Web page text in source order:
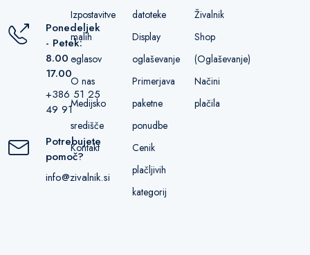
Ponedeljek
- Petek:
8.00 -
17.00
+386 51 25
49 91
Potrebujete
pomoč?
info@zivalnik.si
Izpostavitve
malih
oglasov
O nas
Medijsko
središče
Kontakt
datoteke
Display
oglaševanje
Primerjava
paketne
ponudbe
Cenik
plačljivih
kategorij
Živalnik
Shop
(Oglaševanje)
Načini
plačila